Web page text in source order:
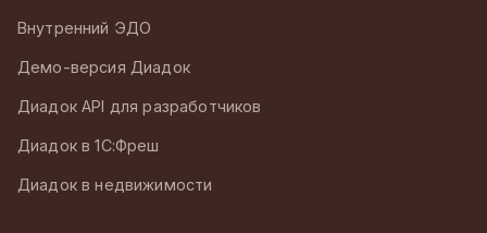
Внутренний ЭДО
Демо-версия Диадок
Диадок API для разработчиков
Диадок в 1С:Фреш
Диадок в недвижимости